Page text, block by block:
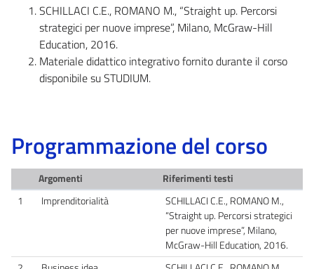
SCHILLACI C.E., ROMANO M., “Straight up. Percorsi
strategici per nuove imprese”, Milano, McGraw-Hill
Education, 2016.
Materiale didattico integrativo fornito durante il corso
disponibile su STUDIUM.
Programmazione del corso
Argomenti
Riferimenti testi
1
Imprenditorialità
SCHILLACI C.E., ROMANO M.,
“Straight up. Percorsi strategici
per nuove imprese”, Milano,
McGraw-Hill Education, 2016.